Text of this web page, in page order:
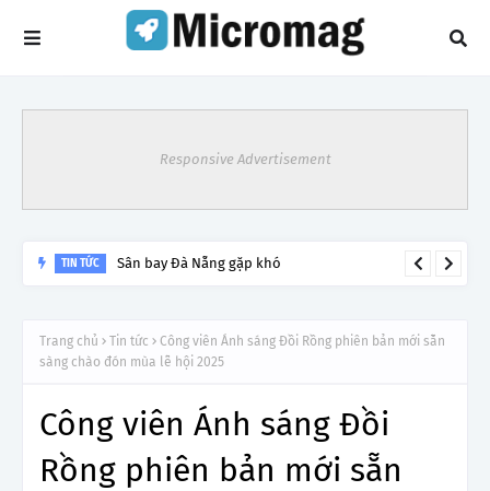
Responsive Advertisement
TIN TỨC Sân bay Đà Nẵng gặp khó
Trang chủ Tin tức
Công viên Ánh sáng Đồi Rồng phiên bản mới sẵn
sàng chào đón mùa lễ hội 2025
Công viên Ánh sáng Đồi
Rồng phiên bản mới sẵn